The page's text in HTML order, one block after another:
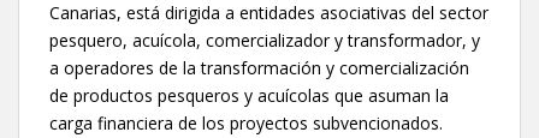
Canarias, está dirigida a entidades asociativas del sector
pesquero, acuícola, comercializador y transformador, y
a operadores de la transformación y comercialización
de productos pesqueros y acuícolas que asuman la
carga financiera de los proyectos subvencionados.